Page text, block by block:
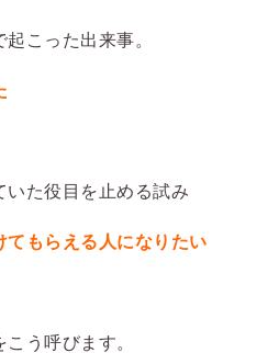
こった出来事。
た役目を止める試み
てもらえる人になりたい
う呼びます。